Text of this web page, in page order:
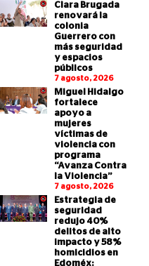
Clara Brugada
renovará la
colonia
Guerrero con
más seguridad
y espacios
públicos
7 agosto, 2026
Miguel Hidalgo
fortalece
apoyo a
mujeres
víctimas de
violencia con
programa
“Avanza Contra
la Violencia”
7 agosto, 2026
Estrategia de
seguridad
redujo 40%
delitos de alto
impacto y 58%
homicidios en
Edoméx: